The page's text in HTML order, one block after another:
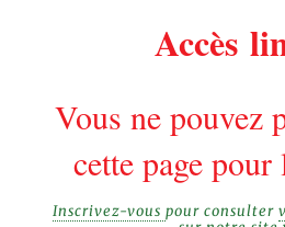
Accès
Vous ne pouvez
cette page
Inscrivez-vous pour consulter